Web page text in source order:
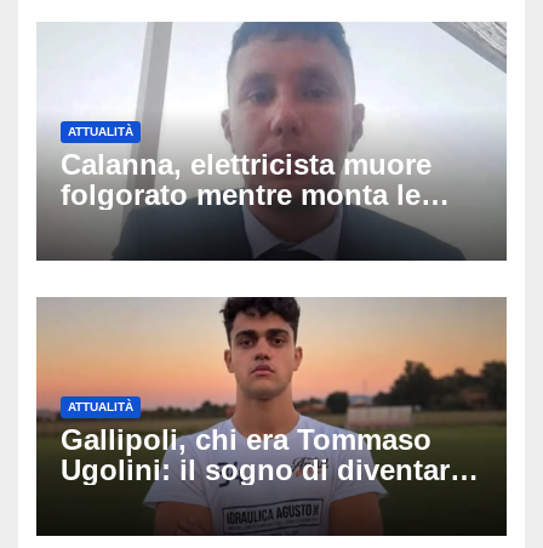
ATTUALITÀ
Calanna, elettricista muore
folgorato mentre monta le
luminarie della festa: chi era
Fabio Calabrò e cosa è
ATTUALITÀ
Gallipoli, chi era Tommaso
Ugolini: il sogno di diventare
medico e la fascia da
capitano, il dolore di Bologna